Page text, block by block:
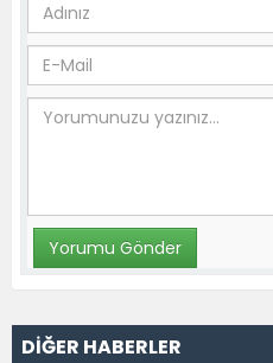
DİĞER HABERLER